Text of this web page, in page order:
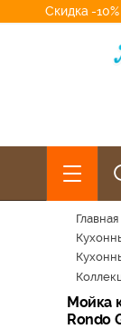
Скидка -
Главная
Мойка
Rondo